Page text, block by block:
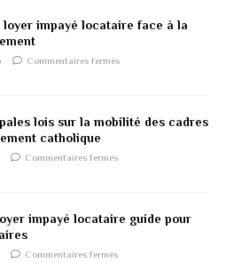
loyer impayé locataire face à la
Commentaires fermés
lois sur la mobilité des cadres
catholique
Commentaires fermés
impayé locataire guide pour
Commentaires fermés